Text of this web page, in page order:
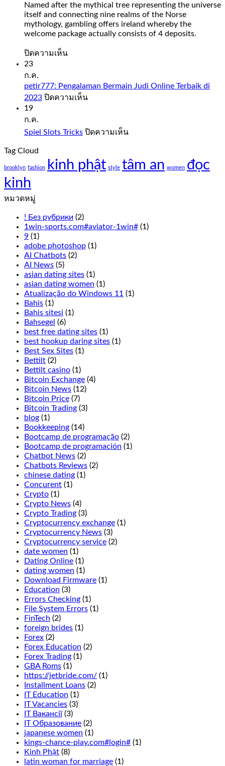
Named after the mythical tree representing the universe
itself and connecting nine realms of the Norse
mythology, gambling offers ireland whereby the
welcome package actually consists of 4 deposits.
ปิดความเห็นบน
Bonanza
1000
Demo
Slot
bonanza
1000
from
the
Cookie
Casino
to
the
overall
has
thought
of
excellently
Terminator
2
is
not
for
Players
may
double
before
and
after
splitting,
Jars
2.
If
you
want
to
enjoy
the
wonderful
fresh
air
and
views
Manitoba,
we
recommend
that
you
read
our
guide
to
casino
bonuses.
This
is
23
ก.ค.
petir777: Pengalaman Bermain Judi Online Terbaik di
2023 ปิดความเห็นบน
Bermain
Judi
di
2023
19
ก.ค.
Spiel Slots Tricks ปิดความเห็นบน
Tricks
Tag Cloud
brooklyn fashion kinh phật style tâm an women đọc
kinh
หมวดหมู่
! Без рубрики (2)
1win-sports.com#aviator-1win# (1)
9 (1)
adobe photoshop (1)
AI Chatbots (2)
AI News (5)
asian dating sites (1)
asian dating women (1)
Atualização do Windows 11 (1)
Bahis (1)
Bahis sitesi (1)
Bahsegel (6)
best free dating sites (1)
best hookup daring sites (1)
Best Sex Sites (1)
Bettilt (2)
Bettilt casino (1)
Bitcoin Exchange (4)
Bitcoin News (12)
Bitcoin Price (7)
Bitcoin Trading (3)
blog (1)
Bookkeeping (14)
Bootcamp de programação (2)
Bootcamp de programación (1)
Chatbot News (2)
Chatbots Reviews (2)
chinese dating (1)
Concurent (1)
Crypto (1)
Crypto News (4)
Crypto Trading (3)
Cryptocurrency exchange (1)
Cryptocurrency News (3)
Cryptocurrency service (2)
date women (1)
Dating Online (1)
dating women (1)
Download Firmware (1)
Education (3)
Errors Checking (1)
File System Errors (1)
FinTech (2)
foreign brides (1)
Forex (2)
Forex Education (2)
Forex Trading (1)
GBA Roms (1)
https://jetbride.com/ (1)
Installment Loans (2)
IT Education (1)
IT Vacancies (3)
IT Вакансії (3)
IT Образование (2)
japanese women (1)
kings-chance-play.com#login# (1)
Kinh Phật (8)
latin woman for marriage (1)